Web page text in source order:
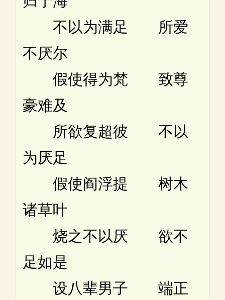
不以为满足 所爱
不厌尔
假使得为梵 致尊
豪难及
所欲复超彼 不以
为厌足
假使阎浮提 树木
诸草叶
烧之不以厌 欲不
足如是
设八辈男子 端正